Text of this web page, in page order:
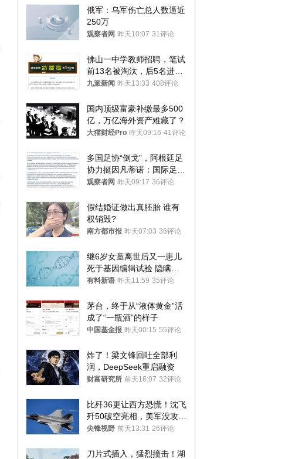
俄军：乌军伤亡总人数逼近
250万
观察者网 昨天10:07 31评论
佛山一中学教师招聘，笔试
前13名被淘汰，后5名进体
检，被疑萝卜岗，官方通
九派新闻 昨天13:33 408评论
国内顶级富豪补缴最多500
亿，万亿海外资产难藏了？
大猫财经Pro 昨天09:16 41评论
多国足协“倒戈”，阿根廷足
协力挺因凡蒂诺：国际足联
今后应继续在其领导下前行
观察者网 昨天09:17 36评论
假结婚证做出真胚胎 谁有
权销毁?
南方都市报 昨天07:03 36评论
继6岁女童离世后又一患儿
死于基因编辑试验 隐瞒一
年才对外披露
有料新语 昨天11:59 35评论
茅台，终于从“液体黄金”活
成了“一瓶酒”的样子
中国基金报 昨天00:15 55评论
炸了！梁文锋回吐全部利
润，DeepSeek重启融资
财富研究所 前天16:07 32评论
比歼36更让西方恐慌！沈飞
歼50破空亮相，美军没攻克
的技术被拿下
尖锋视野 前天13:31 26评论
刀片式插入，猛烈撞击！湖